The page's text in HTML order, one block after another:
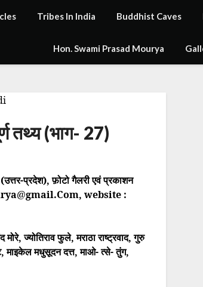
Tribes In India Buddhist Caves
Hon. Swami Prasad Mourya
तथ्य (भाग- 27)
प्रदेश), फ़ोटो गैलरी एवं प्रकाशन
@gmail.Com, website :
ज्योतिराव फुले, मराठा राष्ट्रवाद, गुरु
माइकेल मधुसूदन दत्त, माओ- त्से- तुंग,